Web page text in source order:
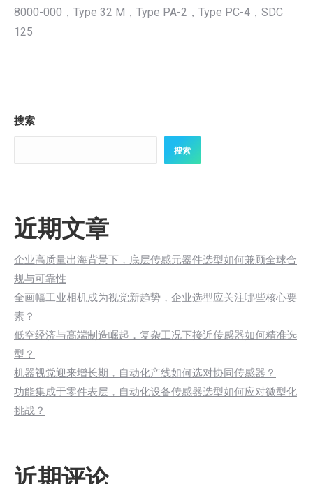
8000-000，Type 32 M，Type PA-2，Type PC-4，SDC
125
搜索
搜索
近期文章
企业高质量出海背景下，底层传感元器件选型如何兼顾全球合
规与可靠性
全画幅工业相机成为视觉新趋势，企业选型应关注哪些核心要
素？
低空经济与高端制造崛起，复杂工况下接近传感器如何精准选
型？
机器视觉迎来增长期，自动化产线如何选对协同传感器？
功能集成于零件表层，自动化设备传感器选型如何应对微型化
挑战？
近期评论